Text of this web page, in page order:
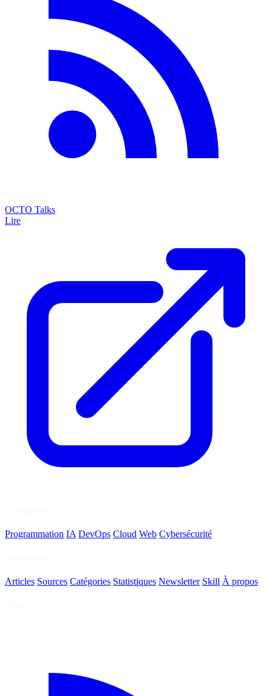
OCTO Talks
Lire
Programmation IA DevOps Cloud Web Cybersécurité
Articles Sources Catégories Statistiques Newsletter Skill À propos